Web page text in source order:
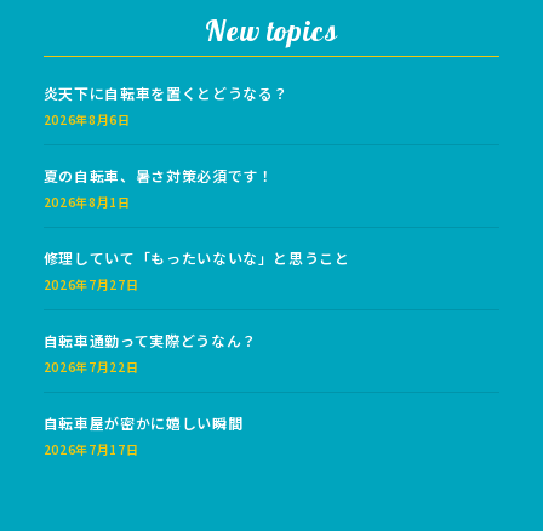
New topics
炎天下に自転車を置くとどうなる？
2026年8月6日
夏の自転車、暑さ対策必須です！
2026年8月1日
修理していて「もったいないな」と思うこと
2026年7月27日
自転車通勤って実際どうなん？
2026年7月22日
自転車屋が密かに嬉しい瞬間
2026年7月17日